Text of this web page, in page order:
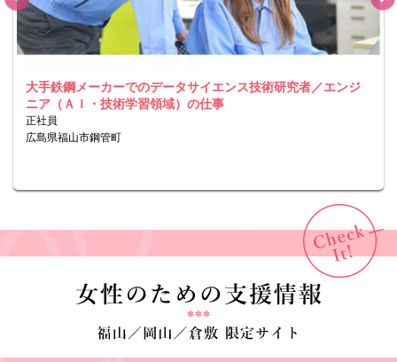
大手鉄鋼メーカーでのデータサイエンス技術研究者／エンジ
ニア（ＡＩ・技術学習領域）の仕事
正社員
広島県福山市鋼管町